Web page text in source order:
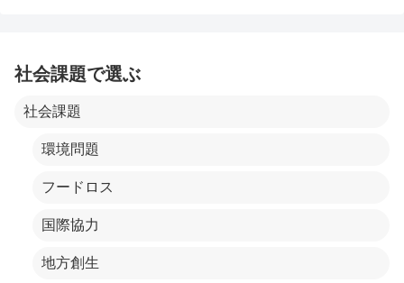
社会課題で選ぶ
社会課題
環境問題
フードロス
国際協力
地方創生